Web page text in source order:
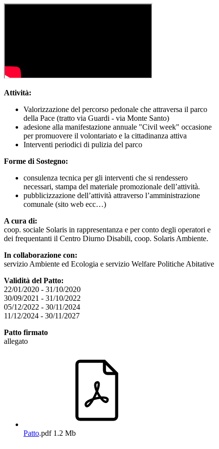
Attività:
Valorizzazione del percorso pedonale che attraversa il parco
della Pace (tratto via Guardi - via Monte Santo)
adesione alla manifestazione annuale "Civil week" occasione
per promuovere il volontariato e la cittadinanza attiva
Interventi periodici di pulizia del parco
Forme di Sostegno:
consulenza tecnica per gli interventi che si rendessero
necessari, stampa del materiale promozionale dell’attività.
pubblicizzazione dell’attività attraverso l’amministrazione
comunale (sito web ecc…)
A cura di:
coop. sociale Solaris in rappresentanza e per conto degli operatori e
dei frequentanti il Centro Diurno Disabili, coop. Solaris Ambiente.
In collaborazione con:
servizio Ambiente ed Ecologia e servizio Welfare Politiche Abitative
Validità del Patto:
22/01/2020 - 31/10/2020
30/09/2021 - 31/10/2022
05/12/2022 - 30/11/2024
11/12/2024 - 30/11/2027
Patto firmato
allegato
Patto.pdf1.2 Mb